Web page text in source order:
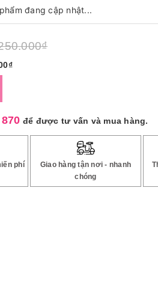
đang cập nhật...
để được tư vấn và mua hàng.
phí
Giao hàng tận nơi - nhanh
chóng